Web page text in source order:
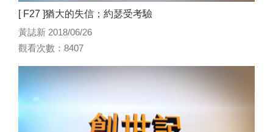
[ F27 ]猶大的失信；約瑟受考驗
黃誌新 2018/06/26
觀看次數：8407